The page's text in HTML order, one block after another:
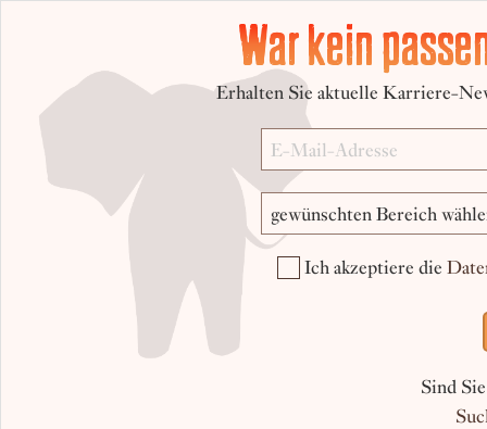
War kein
Erhalten Sie aktuelle Karriere-
Ich akzeptiere die
Sind